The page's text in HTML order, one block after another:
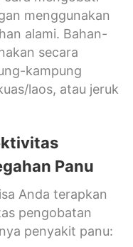
menggunakan
alami. Bahan-
secara
kampung
laos, atau jeruk
Panu
Anda terapkan
pengobatan
penyakit panu: